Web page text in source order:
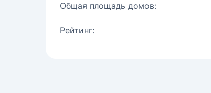
Общая площадь домов:
Рейтинг: